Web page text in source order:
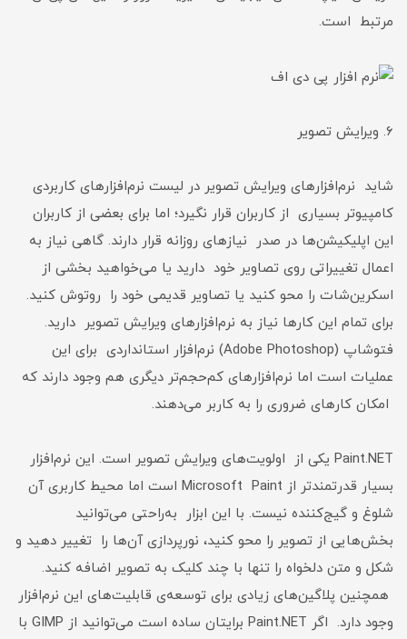
مرتبط است.
۶. ویرایش تصویر
شاید نرم‌افزارهای ویرایش تصویر در لیست نرم‌افزارهای کاربردی
کامپیوتر بسیاری از کاربران قرار نگیرد؛ اما برای بعضی از کاربران
این اپلیکیشن‌ها در صدر نیازهای روزانه قرار دارند. گاهی نیاز به
اعمال تغییراتی روی تصاویر خود دارید یا می‌خواهید بخشی از
اسکرین‌شات را محو کنید یا تصاویر قدیمی خود را روتوش کنید.
برای تمام این کارها نیاز به نرم‌افزارهای ویرایش تصویر دارید.
فتوشاپ (Adobe Photoshop) نرم‌افزار استانداردی برای این
عملیات است اما نرم‌افزارهای کم‌حجم‌تر دیگری هم وجود دارند که
امکان کارهای ضروری را به کاربر می‌دهند.
Paint.NET یکی از اولویت‌های ویرایش تصویر است. این نرم‌افزار
بسیار قدرتمندتر از Microsoft Paint است اما محیط کاربری آن
شلوغ و گیج‌کننده نیست. با این ابزار به‌راحتی می‌توانید
بخش‌هایی از تصویر را محو کنید، نورپردازی آن‌ها را تغییر دهید و
شکل و متن دلخواه را تنها با چند کلیک به تصویر اضافه کنید.
همچنین پلاگین‌های زیادی برای توسعه‌ی قابلیت‌های این نرم‌افزار
وجود دارد. اگر Paint.NET برایتان ساده است می‌توانید از GIMP با